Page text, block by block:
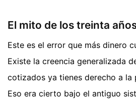
El mito de los treinta
Este es el error que más dinero
Existe la creencia generalizada
cotizados ya tienes derecho a la
Eso era cierto bajo el antiguo